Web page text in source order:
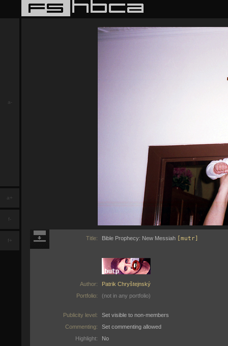
a-
a+
f-
f+ Title: Bible Prophecy: New Messiah [mutr]
Author:
Patrik Chryštejnský
Portfolio:
(not in any portfolio)
Publicity level:
Set visible to non-members
Commenting:
Set commenting allowed
Highlight:
No